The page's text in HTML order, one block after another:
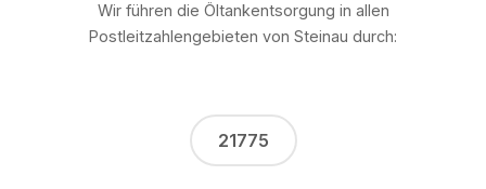
Wir führen die Öltankentsorgung in allen
Postleitzahlengebieten von Steinau durch:
21775